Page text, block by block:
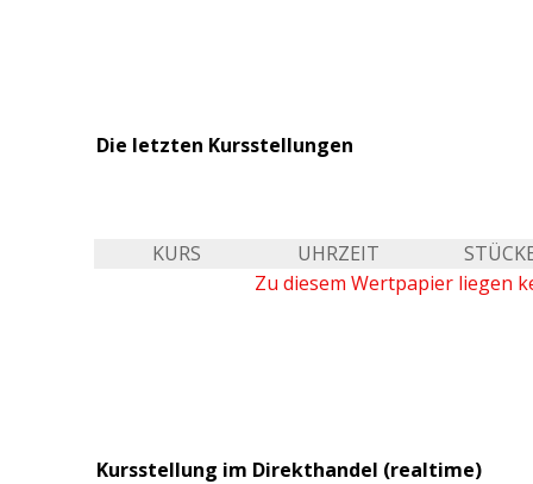
Die letzten Kursstellungen
KURS UHRZEIT
Zu diesem Wertpapier liegen
Kursstellung im Direkthandel (realtime)